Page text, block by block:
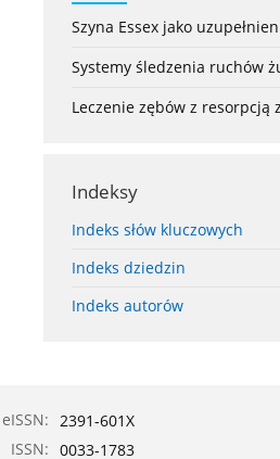
Szyna Essex jako
Systemy śledzenia ruchów
Leczenie zębów z
Indeksy
Indeks słów kluczowych
Indeks dziedzin
Indeks autorów
eISSN: 2391-601X
ISSN: 0033-1783